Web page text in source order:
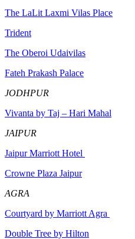
The LaLit Laxmi Vilas Place
Trident
The Oberoi Udaivilas
Fateh Prakash Palace
JODHPUR
Vivanta by Taj – Hari Mahal
JAIPUR
Jaipur Marriott Hotel
Crowne Plaza Jaipur
AGRA
Courtyard by Marriott Agra
Double Tree by Hilton